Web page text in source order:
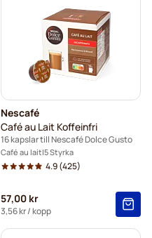
Nescafé
Café au Lait Koffeinfri
16 kapslar till Nescafé Dolce Gusto
Café au lait 5 Styrka
4.9(425)
57,00 kr
3,56 kr/ kopp